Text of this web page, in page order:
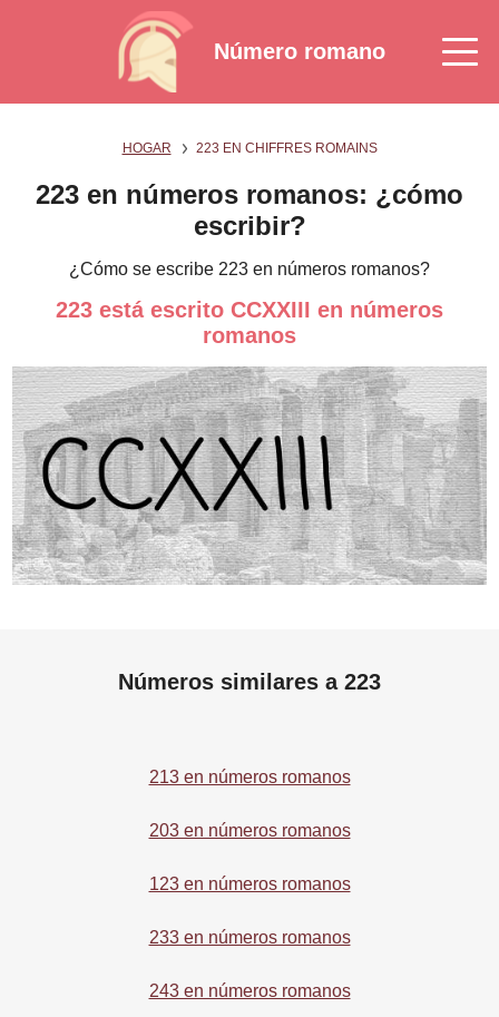
Número romano
HOGAR 223 EN CHIFFRES ROMAINS
223 en números romanos: ¿cómo
escribir?
¿Cómo se escribe 223 en números romanos?
223 está escrito CCXXIII en números
romanos
Números similares a 223
213 en números romanos
203 en números romanos
123 en números romanos
233 en números romanos
243 en números romanos